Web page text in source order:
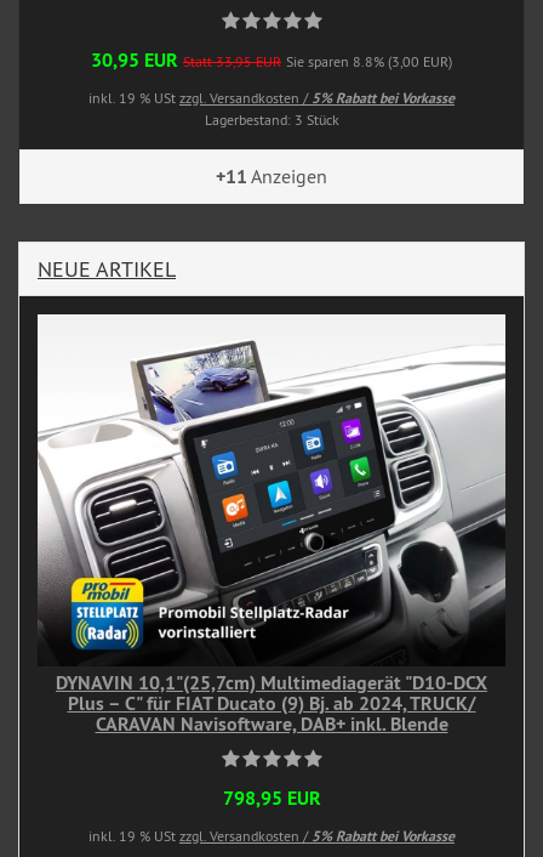
30,95 EUR Statt 33,95 EUR Sie sparen 8.8% (3,00 EUR)
inkl. 19 % USt zzgl. Versandkosten / 5% Rabatt bei Vorkasse
Lagerbestand: 3 Stück
+11 Anzeigen
NEUE ARTIKEL
DYNAVIN 10,1"(25,7cm) Multimediagerät "D10-DCX
Plus – C" für FIAT Ducato (9) Bj. ab 2024, TRUCK/
CARAVAN Navisoftware, DAB+ inkl. Blende
798,95 EUR
inkl. 19 % USt zzgl. Versandkosten / 5% Rabatt bei Vorkasse